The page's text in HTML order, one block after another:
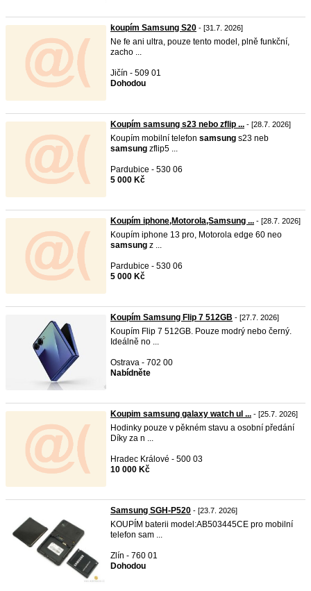
koupím Samsung S20 - [31.7. 2026]
Ne fe ani ultra, pouze tento model, plně funkční,
zacho ...
Jičín - 509 01
Dohodou
Koupím samsung s23 nebo zflip ... - [28.7. 2026]
Koupím mobilní telefon samsung s23 neb
samsung zflip5 ...
Pardubice - 530 06
5 000 Kč
Koupím iphone,Motorola,Samsung ... - [28.7. 2026]
Koupím iphone 13 pro, Motorola edge 60 neo
samsung z ...
Pardubice - 530 06
5 000 Kč
Koupím Samsung Flip 7 512GB - [27.7. 2026]
Koupím Flip 7 512GB. Pouze modrý nebo černý.
Ideálně no ...
Ostrava - 702 00
Nabídněte
Koupim samsung galaxy watch ul ... - [25.7. 2026]
Hodinky pouze v pěkném stavu a osobní předání
Díky za n ...
Hradec Králové - 500 03
10 000 Kč
Samsung SGH-P520 - [23.7. 2026]
KOUPÍM baterii model:AB503445CE pro mobilní
telefon sam ...
Zlín - 760 01
Dohodou